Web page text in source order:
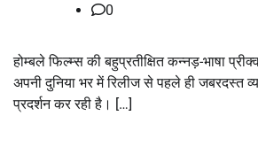
0
होम्बले फिल्म्स की बहुप्रतीक्षित कन्नड़-भाषा
अपनी दुनिया भर में रिलीज से पहले ही जबरदस्त
प्रदर्शन कर रही है। […]